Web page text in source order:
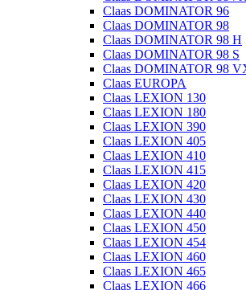
Claas DOMINATOR 96
Claas DOMINATOR 98
Claas DOMINATOR 98 H
Claas DOMINATOR 98 S
Claas DOMINATOR 98
Claas EUROPA
Claas LEXION 130
Claas LEXION 180
Claas LEXION 390
Claas LEXION 405
Claas LEXION 410
Claas LEXION 415
Claas LEXION 420
Claas LEXION 430
Claas LEXION 440
Claas LEXION 450
Claas LEXION 454
Claas LEXION 460
Claas LEXION 465
Claas LEXION 466